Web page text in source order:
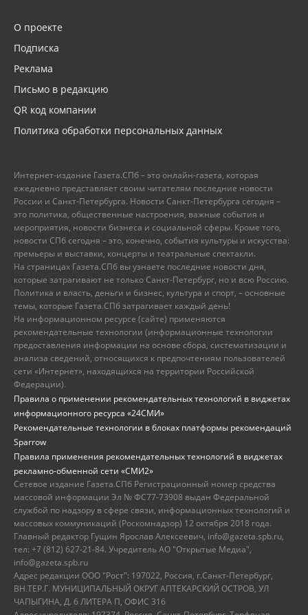
О проекте
Подписка
Реклама
Письмо в редакцию
QR код компании
Политика обработки персональных данных
Интернет-издание Газета.СПб – это онлайн-газета, которая
ежедневно представляет своим читателям последние новости
России и Санкт-Петербурга. Новости Санкт-Петербурга сегодня –
это политика, общественные настроения, важные события и
мероприятия, новости бизнеса и социальной сферы. Кроме того,
новости СПб сегодня – это, конечно, события культуры и искусства:
премьеры и выставки, концерты и театральные спектакли.
На страницах Газета.СПб вы узнаете последние новости дня,
которые затрагивают не только Санкт-Петербург, но и всю Россию.
Политика и власть, деньги и бизнес, культура и спорт, – основные
темы, которые Газета.СПб затрагивает каждый день!
На информационном ресурсе (сайте) применяются
рекомендательные технологии (информационные технологии
предоставления информации на основе сбора, систематизации и
анализа сведений, относящихся к предпочтениям пользователей
сети «Интернет», находящихся на территории Российской
Федерации).
Правила о применении рекомендательных технологий в виджетах
информационного ресурса «24СМИ»
Рекомендательные технологии в блоках платформы рекомендаций
Sparrow
Правила применения рекомендательных технологий в виджетах
рекламно-обменной сети «СМИ2»
Сетевое издание Газета.СПб Регистрационный номер средства
массовой информации Эл № ФС77-73908 выдан Федеральной
службой по надзору в сфере связи, информационных технологий и
массовых коммуникаций (Роскомнадзор) 12 октября 2018 года.
Главный редактор Гущин Ярослав Алексеевич, info@gazeta.spb.ru,
тел: +7 (812) 627-21-84. Учредитель АО "Открытые Медиа",
info@gazeta.spb.ru
Адрес редакции ООО "Рост": 197022, Россия, г.Санкт-Петербург,
ВН.ТЕР.Г. МУНИЦИПАЛЬНЫЙ ОКРУГ АПТЕКАРСКИЙ ОСТРОВ, УЛ
ЧАПЫГИНА, Д. 6 ЛИТЕРА П, ОФИС 316